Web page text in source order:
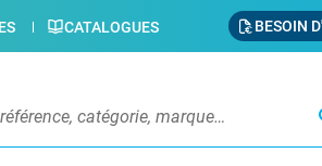
CATALOGUES BESOIN